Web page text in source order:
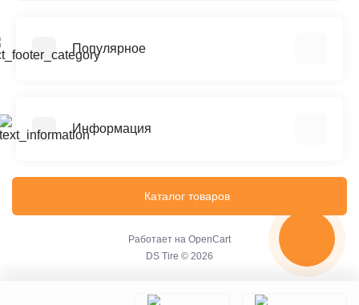
Популярное
Мото шины
Информация
Оплата
Политека безопасности
Каталог товаров
Работает на OpenCart
DS Tire © 2026